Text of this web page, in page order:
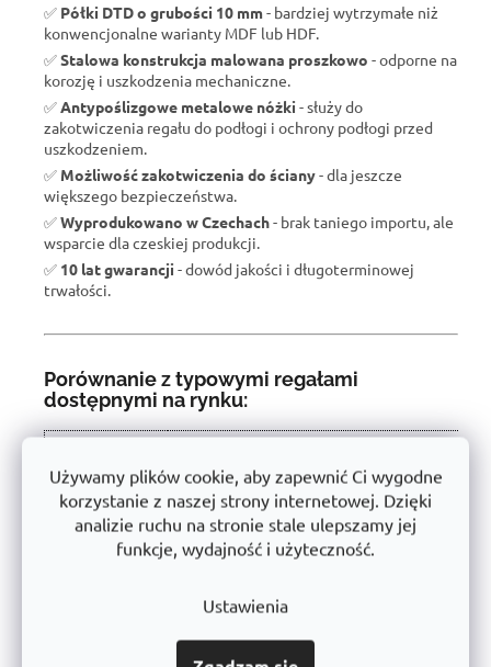
Używamy plików cookie, aby zapewnić Ci wygodne
korzystanie z naszej strony internetowej. Dzięki
analizie ruchu na stronie stale ulepszamy jej
funkcje, wydajność i użyteczność.
Ustawienia
✅ Półki DTD o grubości 10 mm- bardziej wytrzymałe niż
konwencjonalne warianty MDF lub HDF.
✅Stalowa konstrukcja malowana proszkowo - odporne na
korozję i uszkodzenia mechaniczne.
✅ Antypoślizgowe metalowe nóżki - służy do
zakotwiczenia regału do podłogi i ochrony podłogi przed
uszkodzeniem.
✅ Możliwość zakotwiczenia do ściany- dla jeszcze
większego bezpieczeństwa.
✅Wyprodukowano w Czechach- brak taniego importu, ale
wsparcie dla czeskiej produkcji.
✅ 10 lat gwarancji - dowód jakości i długoterminowej
trwałości.
Porównanie z typowymi regałami
dostępnymi na rynku:
otrzymał ocenę 🏆
Nośność półki
450 kg
Instalacja
Bezśrubowe - łatwe